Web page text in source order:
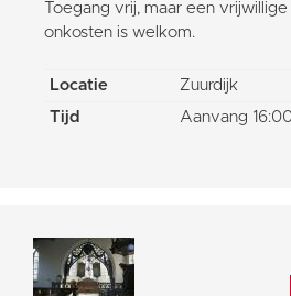
Toegang vrij, maar een
onkosten is welkom.
Locatie
Zuurdijk
Tijd
Aanvang